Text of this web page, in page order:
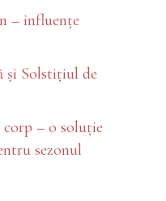
– influențe
și Solstițiul de
– o soluție
sezonul